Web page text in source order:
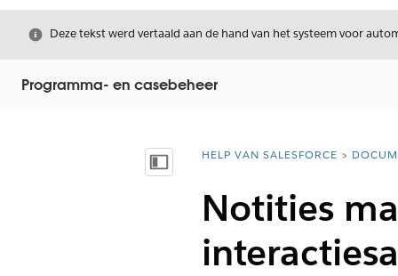
Sluiten
Deze tekst werd vertaald aan de hand van het systeem voor
Programma- en casebeheer
Inhoudsopgave weergeven
U bent hier:
HELP VAN SALESFORCE
Notities